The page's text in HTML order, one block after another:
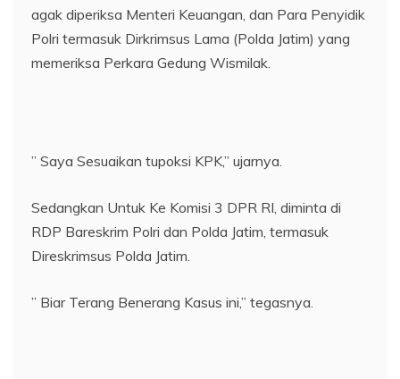
agak diperiksa Menteri Keuangan, dan Para Penyidik
Polri termasuk Dirkrimsus Lama (Polda Jatim) yang
memeriksa Perkara Gedung Wismilak.
” Saya Sesuaikan tupoksi KPK,” ujarnya.
Sedangkan Untuk Ke Komisi 3 DPR RI, diminta di
RDP Bareskrim Polri dan Polda Jatim, termasuk
Direskrimsus Polda Jatim.
” Biar Terang Benerang Kasus ini,” tegasnya.